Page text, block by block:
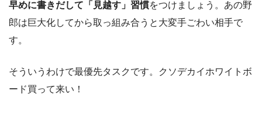
早めに書きだして「見越す」習慣をつけましょう。あの野
郎は巨大化してから取っ組み合うと大変手ごわい相手で
す。
そういうわけで最優先タスクです。クソデカイホワイトボ
ード買って来い！